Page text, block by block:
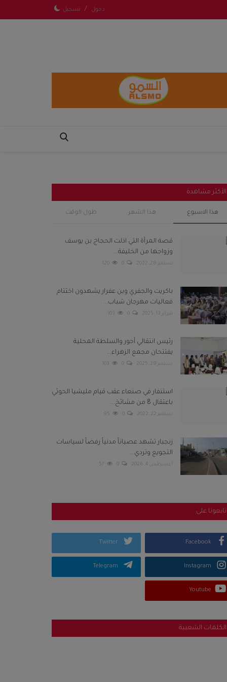
دخول / تسجيل
الأكثر مشاهدة
هذا الاسبوع هذا الشهر طول الوقت
قصة المرأة التي اذلت الحجاج بن يوسف
وزواجها من الخليفة...
سبتمبر 28, 2022 0
120
باكريت والجفري وبن عفرار يشهدون اختتام
فعاليات مهرجان شباب...
فبراير 13, 2025 0
103
رئيس انتقالي أحور والسلطة المحلية
يفتتحان مجمع الزهراء...
سبتمبر 29, 2025 0
103
استنفار في صنعاء عقب قيام مليشيا الحوثي
باعتقال 8 من مشائخ...
سبتمبر 22, 2022 0
95
زنجبار تشهد عصياناً مدنياً رفضاً لسياسات
التجويع وتردي...
أغسطس 4, 2026 0
57
تابعونا على
Facebook
Twitter
Instagram
Telegram
Youtube
الكلمات الشعبية